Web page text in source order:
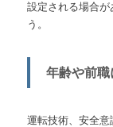
設定される場合が
う。
年齢や前
運転技術、安全